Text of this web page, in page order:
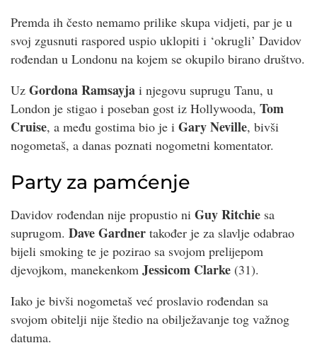
Premda ih često nemamo prilike skupa vidjeti, par je u
svoj zgusnuti raspored uspio uklopiti i ‘okrugli’ Davidov
rođendan u Londonu na kojem se okupilo birano društvo.
Uz Gordona Ramsayja i njegovu suprugu Tanu, u
London je stigao i poseban gost iz Hollywooda, Tom
Cruise, a među gostima bio je i Gary Neville, bivši
nogometaš, a danas poznati nogometni komentator.
Party za pamćenje
Davidov rođendan nije propustio ni Guy Ritchie sa
suprugom. Dave Gardner također je za slavlje odabrao
bijeli smoking te je pozirao sa svojom prelijepom
djevojkom, manekenkom Jessicom Clarke (31).
Iako je bivši nogometaš već proslavio rođendan sa
svojom obitelji nije štedio na obilježavanje tog važnog
datuma.